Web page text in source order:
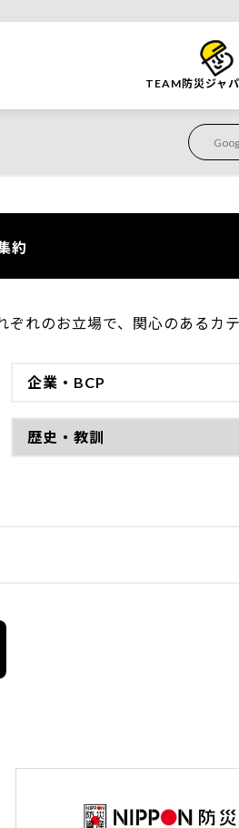
TEAM防災ジャ
約
れのお立場で、関心のあるカ
企業・BCP
歴史・教訓